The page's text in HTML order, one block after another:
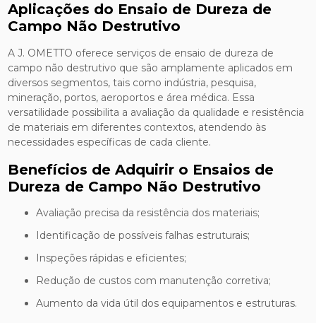
Aplicações do Ensaio de Dureza de
Campo Não Destrutivo
A J. OMETTO oferece serviços de ensaio de dureza de
campo não destrutivo que são amplamente aplicados em
diversos segmentos, tais como indústria, pesquisa,
mineração, portos, aeroportos e área médica. Essa
versatilidade possibilita a avaliação da qualidade e resistência
de materiais em diferentes contextos, atendendo às
necessidades específicas de cada cliente.
Benefícios de Adquirir o Ensaios de
Dureza de Campo Não Destrutivo
Avaliação precisa da resistência dos materiais;
Identificação de possíveis falhas estruturais;
Inspeções rápidas e eficientes;
Redução de custos com manutenção corretiva;
Aumento da vida útil dos equipamentos e estruturas.